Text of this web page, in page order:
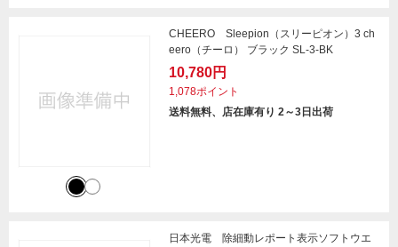
CHEERO Sleepion（スリーピオン）3 ch
eero（チーロ） ブラック SL-3-BK
10,780円
1,078ポイント
送料無料、店在庫有り 2～3日出荷
日本光電 除細動レポート表示ソフトウエ